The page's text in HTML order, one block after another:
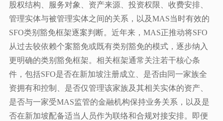
股权结构、服务对象、资产来源、投资权限、收费安排、
管理实体与被管理实体之间的关系，以及MAS当时有效的
SFO类别豁免框架逐案判断。近年来，MAS正推动将SFO
从过去较依赖个案豁免或既有类别豁免的模式，逐步纳入
更明确的类别豁免框架。相关框架通常关注若干核心条
件，包括SFO是否在新加坡注册成立、是否由同一家族全
资拥有和控制、是否仅管理该家族及其相关实体的资产、
是否与一家受MAS监管的金融机构保持业务关系，以及是
否在新加坡配备适当人员作为联络和合规对接安排。即便